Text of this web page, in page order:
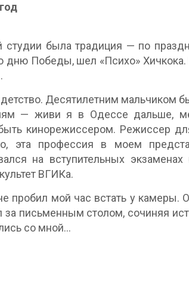
была традиция — по
дню Победы, шел «Психо»
Десятилетним мальчиком
— живи я в Одессе дальше,
кинорежиссером. Режиссер
эта профессия в моем
на вступительных
ВГИКа.
пробил мой час встать у камеры.
письменным столом, сочиняя
со мной…